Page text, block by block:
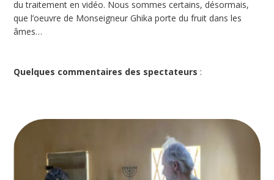
du traitement en vidéo. Nous sommes certains, désormais,
que l’oeuvre de Monseigneur Ghika porte du fruit dans les
âmes…
Quelques commentaires des spectateurs :